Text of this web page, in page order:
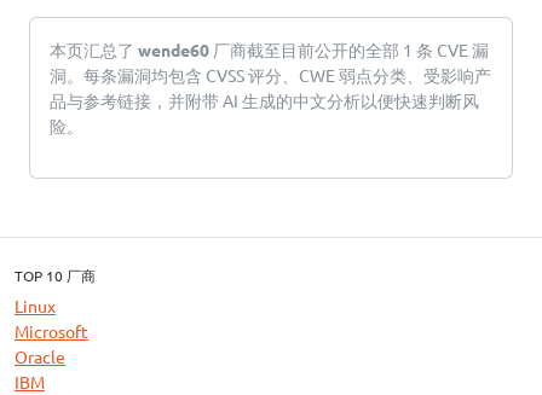
本页汇总了 wende60 厂商截至目前公开的全部 1 条 CVE 漏
洞。每条漏洞均包含 CVSS 评分、CWE 弱点分类、受影响产
品与参考链接，并附带 AI 生成的中文分析以便快速判断风
险。
TOP 10 厂商
Linux
Microsoft
Oracle
IBM